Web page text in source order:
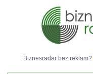
Biznesradar bez reklam?